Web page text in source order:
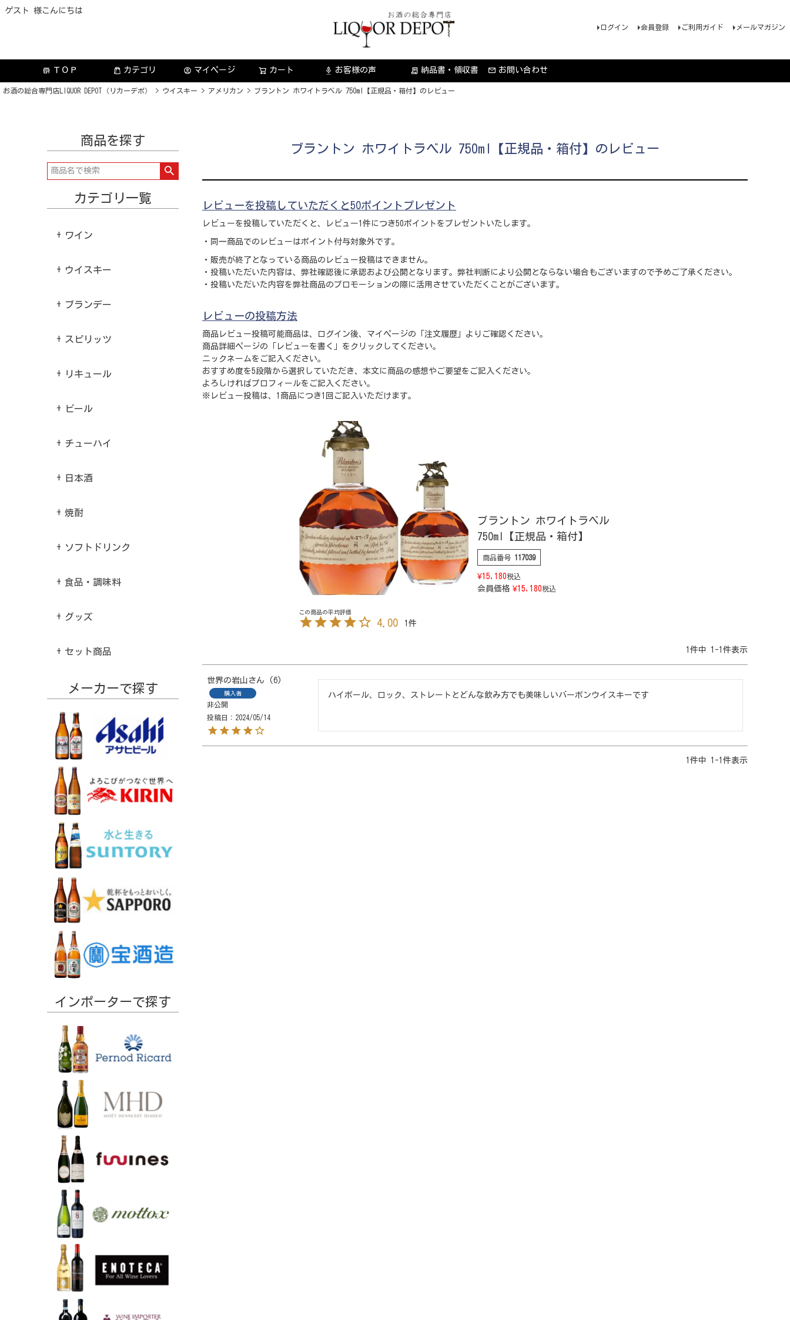
ゲスト 様こんにちは
ログイン 会員登録 ご利用ガイド メールマガジン
store ＴＯＰ カテゴリ account_circle マイページ カート settings_voice お客様の声 receipt_long 納品書・領収書 お問い合わせ
お酒の総合専門店LIQUOR DEPOT（リカーデポ） ウイスキー アメリカン ブラントン ホワイトラベル 750ml【正規品・箱付】のレビュー
商品を探す
カテゴリ一覧
ワイン
ウイスキー
ブランデー
スピリッツ
リキュール
ビール
チューハイ
日本酒
焼酎
ソフトドリンク
食品・調味料
グッズ
セット商品
メーカーで探す
インポーターで探す
ブラントン ホワイトラベル 750ml【正規品・箱付】のレビュー
レビューを投稿していただくと50ポイントプレゼント
レビューを投稿していただくと、レビュー1件につき50ポイントをプレゼントいたします。
・同一商品でのレビューはポイント付与対象外です。
・販売が終了となっている商品のレビュー投稿はできません。
・投稿いただいた内容は、弊社確認後に承認および公開となります。弊社判断により公開とならない場合もございますので予めご了承ください。
・投稿いただいた内容を弊社商品のプロモーションの際に活用させていただくことがございます。
レビューの投稿方法
商品レビュー投稿可能商品は、ログイン後、 マイページの「注文履歴」 よりご確認ください。
商品詳細ページの「レビューを書く」をクリックしてください。
ニックネームをご記入ください。
おすすめ度を5段階から選択していただき、本文に商品の感想やご要望をご記入ください。
よろしければプロフィールをご記入ください。
※レビュー投稿は、1商品につき1回ご記入いただけます。
ブラントン ホワイトラベル
750ml【正規品・箱付】
商品番号 117039
¥15,180税込
会員価格 ¥15,180税込
4.00 1
1 件中 1 -1 件表示
世界の岩山 6
購入者
非公開
投稿日
2024/05/14
ハイボール、ロック、ストレートとどんな飲み方でも美味しいバーボンウイスキーです
1 件中 1 -1 件表示